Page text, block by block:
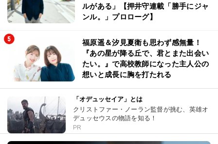
ルがある」【押井守連載「勝手にジャ
ンル。」プロローグ】
福原遥＆汐見夏衛も思わず感無量！
『あの星が降る丘で、君とまた出会い
たい。』で高校教師になった主人公の
想いと成長に胸を打たれる
「オデュッセイア」とは
クリストファー・ノーラン監督が挑む、英雄オ
デュッセウスの物語を知る！
PR